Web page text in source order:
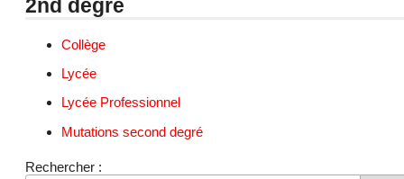
2nd degré
Collège
Lycée
Lycée Professionnel
Mutations second degré
Rechercher :